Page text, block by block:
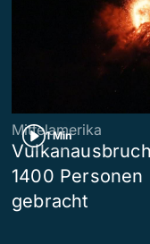
1 Min
Mittelamerika
1400
gebracht